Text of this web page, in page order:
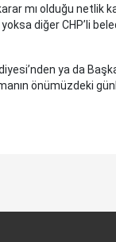
mı olduğu netlik
diğer CHP’li
ya da
önümüzdeki